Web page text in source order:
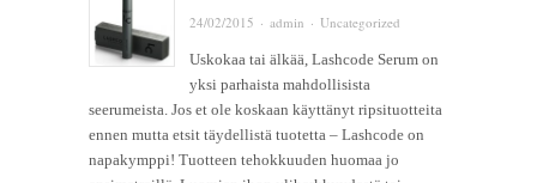
24/02/2015 ·admin ·Uncategorized
Uskokaa tai älkää, Lashcode Serum on
yksi parhaista mahdollisista
seerumeista. Jos et ole koskaan käyttänyt ripsituotteita
ennen mutta etsit täydellistä tuotetta – Lashcode on
napakymppi! Tuotteen tehokkuuden huomaa jo